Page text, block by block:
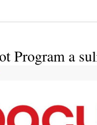
Program a